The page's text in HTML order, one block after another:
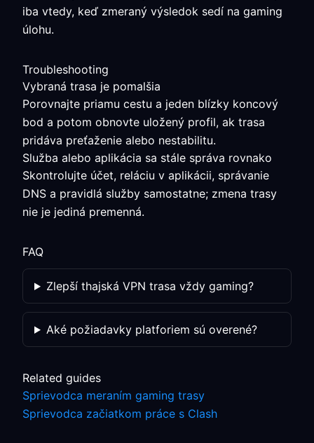
iba vtedy, keď zmeraný výsledok sedí na gaming
úlohu.
Troubleshooting
Vybraná trasa je pomalšia
Porovnajte priamu cestu a jeden blízky koncový
bod a potom obnovte uložený profil, ak trasa
pridáva preťaženie alebo nestabilitu.
Služba alebo aplikácia sa stále správa rovnako
Skontrolujte účet, reláciu v aplikácii, správanie
DNS a pravidlá služby samostatne; zmena trasy
nie je jediná premenná.
FAQ
Zlepší thajská VPN trasa vždy gaming?
Aké požiadavky platforiem sú overené?
Related guides
Sprievodca meraním gaming trasy
Sprievodca začiatkom práce s Clash